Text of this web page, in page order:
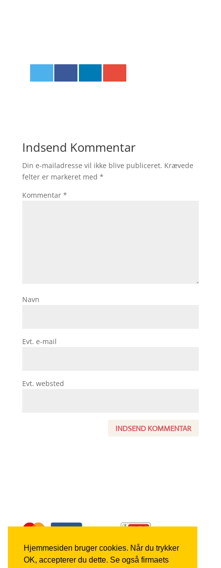
Hjemmesiden bruger cookies. Når du trykker
OK, accepterer du dette. Se også firmaets
Indsend Kommentar
Din e-mailadresse vil ikke blive publiceret. Krævede
felter er markeret med *
Kommentar *
Navn
Evt. e-mail
Evt. websted